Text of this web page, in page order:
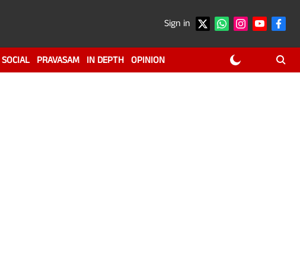
Sign in
SOCIAL PRAVASAM IN DEPTH OPINION